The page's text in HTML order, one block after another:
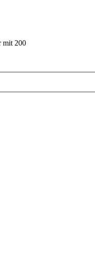
mit 200